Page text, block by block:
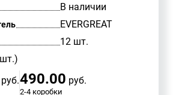
В наличии
EVERGREAT
12 шт.
руб.490.00 руб.
2-4 коробки